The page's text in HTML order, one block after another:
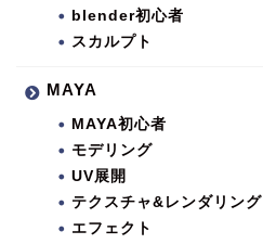
blender初心者
スカルプト
MAYA
MAYA初心者
モデリング
UV展開
テクスチャ&レンダリング
エフェクト